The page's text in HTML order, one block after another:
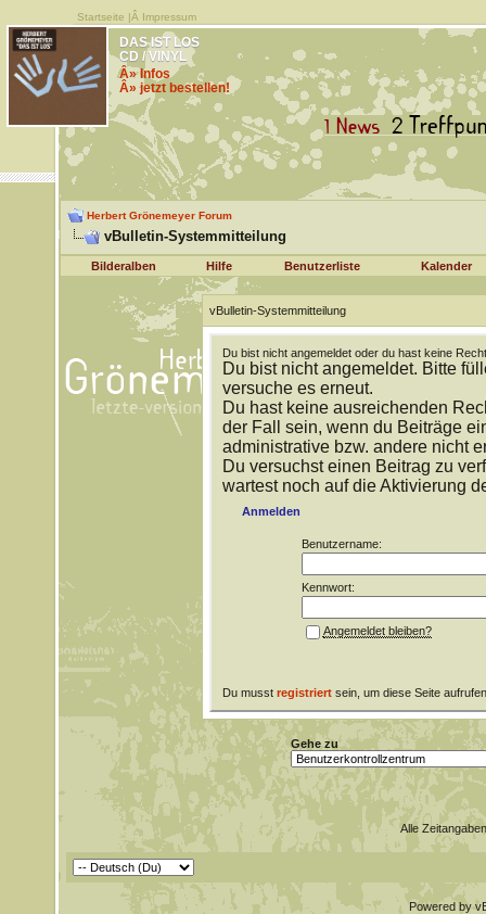
Startseite |Â Impressum
DAS IST LOS
CD / VINYL
Â» Infos
Â» jetzt bestellen!
Herbert Grönemeyer Forum
vBulletin-Systemmitteilung
Bilderalben Hilfe Benutzerliste Kalender
vBulletin-Systemmitteilung
Du bist nicht angemeldet oder du hast keine
Du bist nicht angemeldet. Bitte
versuche es erneut.
Du hast keine ausreichenden
der Fall sein, wenn du Beiträge
administrative bzw. andere nicht
Du versuchst einen Beitrag zu
wartest noch auf die Aktivierung
Anmelden
Benutzername:
Kennwort:
Angemeldet bleiben?
Du musst registriertsein, um diese Seite
Gehe zu
Alle
Powered by